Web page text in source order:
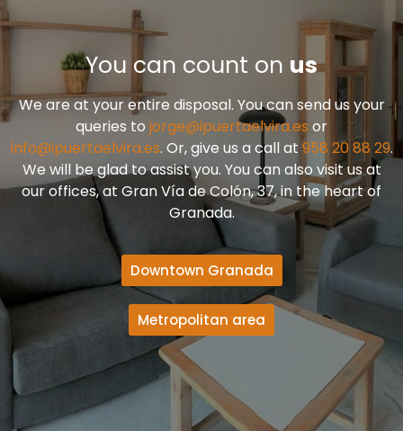
You can count on us
We are at your entire disposal. You can send us your
queries to jorge@ipuertaelvira.es or
info@ipuertaelvira.es. Or, give us a call at 958 20 88 29.
We will be glad to assist you. You can also visit us at
our offices, at Gran Vía de Colón, 37, in the heart of
Granada.
Downtown Granada
Metropolitan area